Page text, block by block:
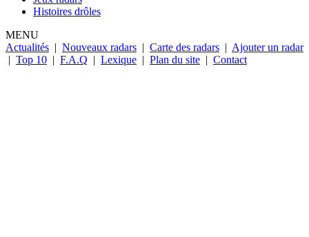
Histoires drôles
MENU
Actualités | Nouveaux radars | Carte des radars | Ajouter un radar
| Top 10 | F.A.Q | Lexique | Plan du site | Contact